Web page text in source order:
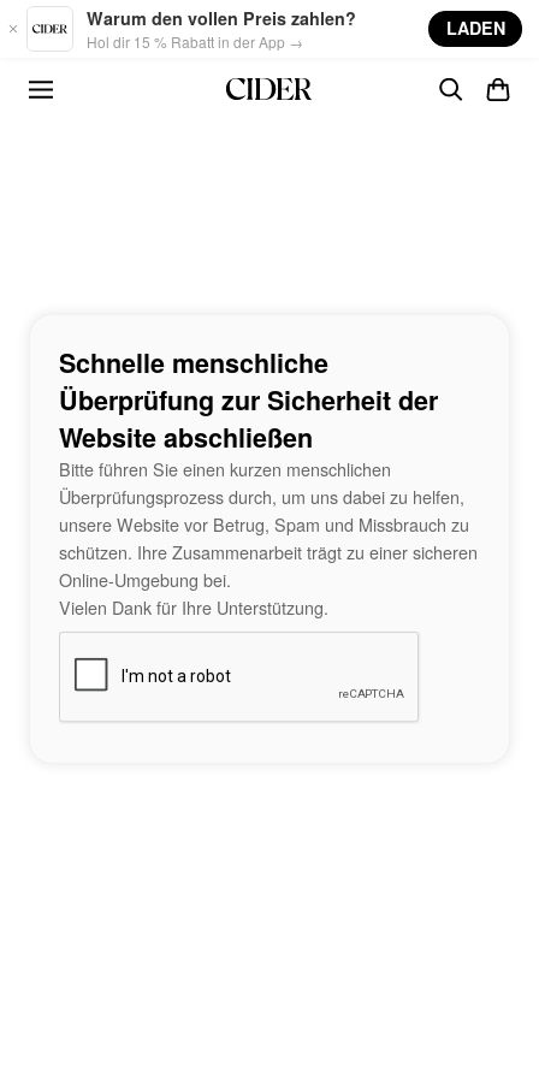
Skip to main content
Warum den vollen Preis zahlen?
Hol dir 15 % Rabatt in der App →
LADEN
Schnelle menschliche
Überprüfung zur Sicherheit der
Website abschließen
Bitte führen Sie einen kurzen menschlichen
Überprüfungsprozess durch, um uns dabei zu helfen,
unsere Website vor Betrug, Spam und Missbrauch zu
schützen. Ihre Zusammenarbeit trägt zu einer sicheren
Online-Umgebung bei.
Vielen Dank für Ihre Unterstützung.